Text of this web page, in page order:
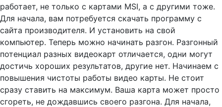
работает, не только с картами MSI, а с другими тоже.
Для начала, вам потребуется скачать программу с
сайта производителя. И установить на свой
компьютер. Теперь можно начинать разгон. Разгонный
потенциал разных видеокарт отличается, одни могут
достичь хороших результатов, другие нет. Начинаем с
повышения чистоты работы видео карты. Не стоит
сразу ставить на максимум. Ваша карта может просто
сгореть, не дождавшись своего разгона. Для начала,